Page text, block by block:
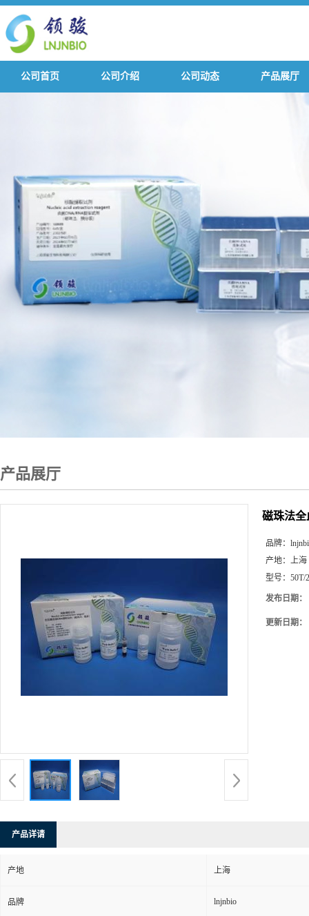
公司首页 公司介绍 公司动态 产品展厅
产品展厅
磁珠法
品牌：
产地： 上海
型号： 50T/
发布日期：
更新日期：
产品详请
产地 上海
品牌 lnjnbio